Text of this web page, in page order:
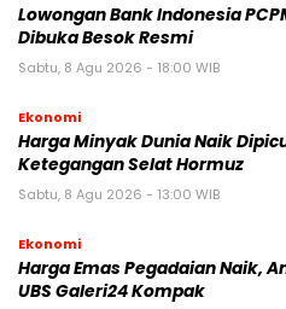
Lowongan Bank Indonesia
Dibuka Besok Resmi
Sabtu, 8 Agu 2026 - 18:00 WIB
Ekonomi
Harga Minyak Dunia Naik
Ketegangan Selat Hormuz
Sabtu, 8 Agu 2026 - 13:00 WIB
Ekonomi
Harga Emas Pegadaian Naik,
UBS Galeri24 Kompak